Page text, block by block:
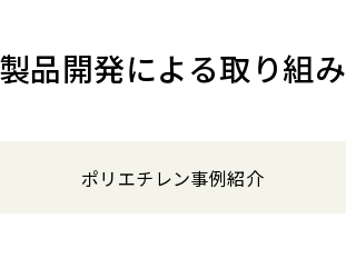
製品開発による取り組み
ポリエチレン事例紹介